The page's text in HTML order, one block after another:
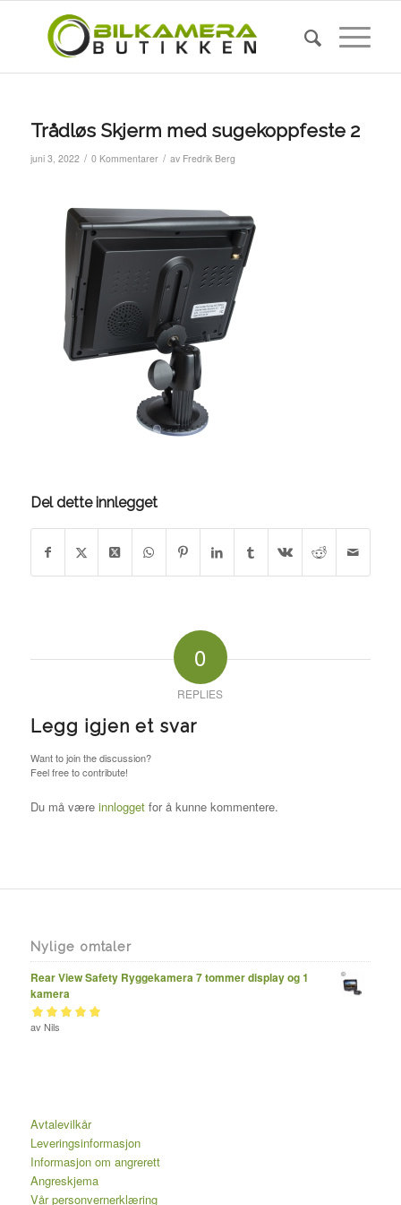
Trådløs Skjerm med sugekoppfeste 2
juni 3, 2022 / 0 Kommentarer / av Fredrik Berg
Del dette innlegget
0
REPLIES
Legg igjen et svar
Want to join the discussion?
Feel free to contribute!
Du må være innloggetfor å kunne kommentere.
Nylige omtaler
Rear View Safety Ryggekamera 7 tommer display og 1
kamera
Vurdert
av Nils
Avtalevilkår
Leveringsinformasjon
Informasjon om angrerett
Angreskjema
Vår personvernerklæring